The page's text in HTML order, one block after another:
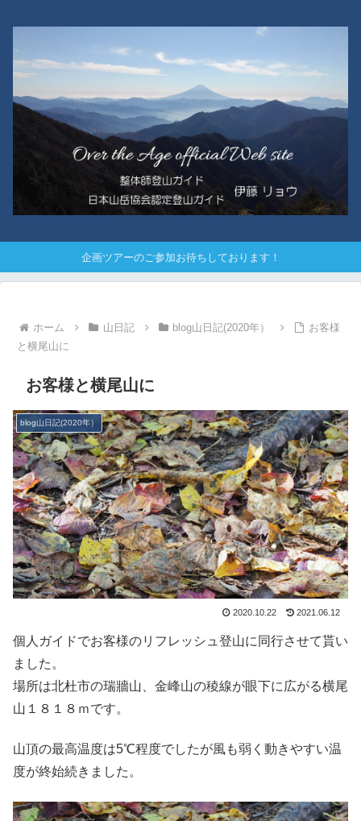
企画ツアーのご参加お待ちしております！
ホーム 山日記 blog山日記(2020年）
お客様
と横尾山に
お客様と横尾山に
blog山日記(2020年）
2020.10.22 2021.06.12
個人ガイドでお客様のリフレッシュ登山に同行させて貰い
ました。
場所は北杜市の瑞牆山、金峰山の稜線が眼下に広がる横尾
山１８１８ｍです。
山頂の最高温度は5℃程度でしたが風も弱く動きやすい温
度が終始続きました。